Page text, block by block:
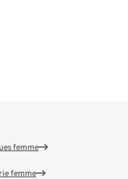
femme
femme